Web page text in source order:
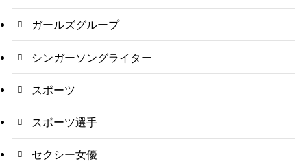
ガールズグループ
シンガーソングライター
スポーツ
スポーツ選手
セクシー女優